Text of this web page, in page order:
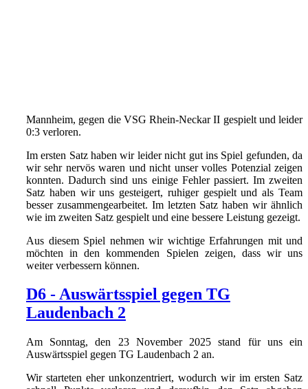
Mannheim, gegen die VSG Rhein-Neckar II gespielt und leider
0:3 verloren.
Im ersten Satz haben wir leider nicht gut ins Spiel gefunden, da
wir sehr nervös waren und nicht unser volles Potenzial zeigen
konnten. Dadurch sind uns einige Fehler passiert. Im zweiten
Satz haben wir uns gesteigert, ruhiger gespielt und als Team
besser zusammengearbeitet. Im letzten Satz haben wir ähnlich
wie im zweiten Satz gespielt und eine bessere Leistung gezeigt.
Aus diesem Spiel nehmen wir wichtige Erfahrungen mit und
möchten in den kommenden Spielen zeigen, dass wir uns
weiter verbessern können.
D6 - Auswärtsspiel gegen TG
Laudenbach 2
Am Sonntag, den 23 November 2025 stand für uns ein
Auswärtsspiel gegen TG Laudenbach 2 an.
Wir starteten eher unkonzentriert, wodurch wir im ersten Satz